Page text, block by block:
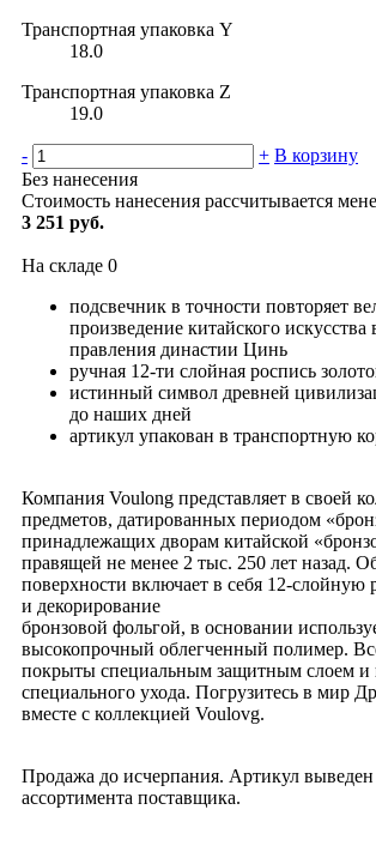
Транспортная упаковка Y
18.0
Транспортная упаковка Z
19.0
- + В корзину
Без нанесения
Стоимость нанесения рассчитывается
3 251 руб.
На складе 0
подсвечник в точности повторяет
произведение китайского искусства
правления династии Цинь
ручная 12-ти слойная роспись
истинный символ древней
до наших дней
артикул упакован в транспортную
Компания Voulong представляет в своей
предметов, датированных периодом
принадлежащих дворам китайской
правящей не менее 2 тыс. 250 лет назад.
поверхности включает в себя 12-слойную
и декорирование
бронзовой фольгой, в основании
высокопрочный облегченный полимер.
покрыты специальным защитным слоем и
специального ухода. Погрузитесь в мир
вместе с коллекцией Voulovg.
Продажа до исчерпания. Артикул выведен
ассортимента поставщика.